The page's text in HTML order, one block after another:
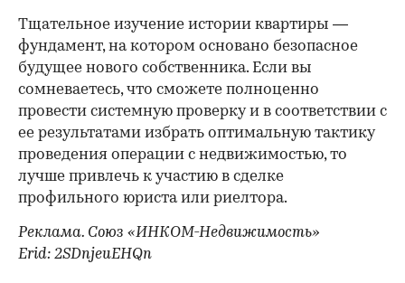
Тщательное изучение истории квартиры —
фундамент, на котором основано безопасное
будущее нового собственника. Если вы
сомневаетесь, что сможете полноценно
провести системную проверку и в соответствии с
ее результатами избрать оптимальную тактику
проведения операции с недвижимостью, то
лучше привлечь к участию в сделке
профильного юриста или риелтора.
Реклама. Союз «ИНКОМ-Недвижимость»
Erid: 2SDnjeuEHQn